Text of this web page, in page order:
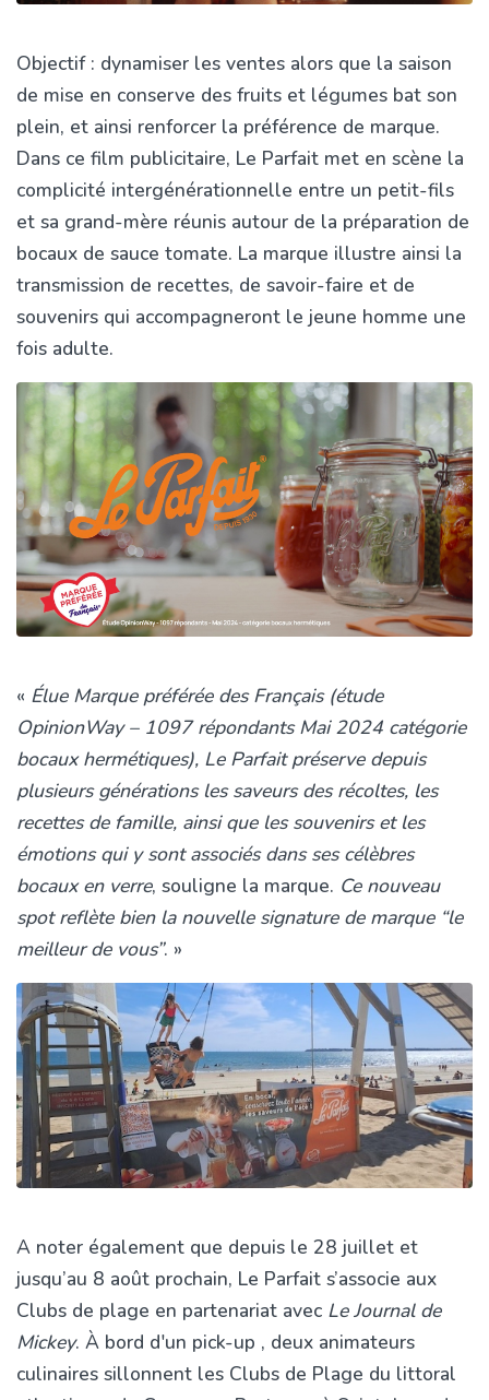
Objectif : dynamiser les ventes alors que la saison
de mise en conserve des fruits et légumes bat son
plein, et ainsi renforcer la préférence de marque.
Dans ce film publicitaire, Le Parfait met en scène la
complicité intergénérationnelle entre un petit-fils
et sa grand-mère réunis autour de la préparation de
bocaux de sauce tomate. La marque illustre ainsi la
transmission de recettes, de savoir-faire et de
souvenirs qui accompagneront le jeune homme une
fois adulte.
« Élue Marque préférée des Français (étude
OpinionWay – 1097 répondants Mai 2024 catégorie
bocaux hermétiques), Le Parfait préserve depuis
plusieurs générations les saveurs des récoltes, les
recettes de famille, ainsi que les souvenirs et les
émotions qui y sont associés dans ses célèbres
bocaux en verre, souligne la marque. Ce nouveau
spot reflète bien la nouvelle signature de marque “le
meilleur de vous”. »
A noter également que depuis le 28 juillet et
jusqu’au 8 août prochain, Le Parfait s’associe aux
Clubs de plage en partenariat avec Le Journal de
Mickey. À bord d'un pick-up , deux animateurs
culinaires sillonnent les Clubs de Plage du littoral